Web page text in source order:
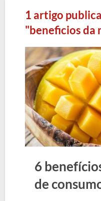
1 artigo
"beneficios da
6
de